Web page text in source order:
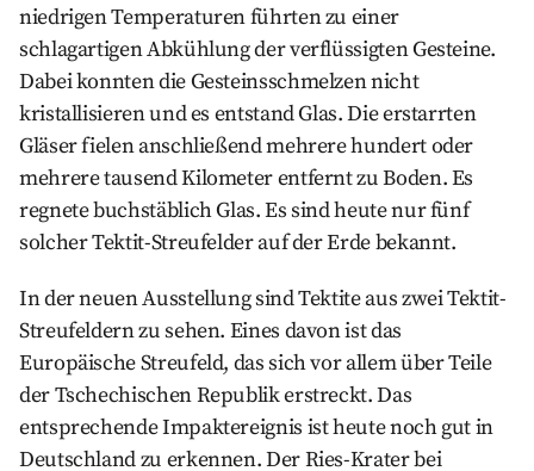
niedrigen Temperaturen führten zu einer
schlagartigen Abkühlung der verflüssigten Gesteine.
Dabei konnten die Gesteinsschmelzen nicht
kristallisieren und es entstand Glas. Die erstarrten
Gläser fielen anschließend mehrere hundert oder
mehrere tausend Kilometer entfernt zu Boden. Es
regnete buchstäblich Glas. Es sind heute nur fünf
solcher Tektit-Streufelder auf der Erde bekannt.
In der neuen Ausstellung sind Tektite aus zwei Tektit-
Streufeldern zu sehen. Eines davon ist das
Europäische Streufeld, das sich vor allem über Teile
der Tschechischen Republik erstreckt. Das
entsprechende Impaktereignis ist heute noch gut in
Deutschland zu erkennen. Der Ries-Krater bei